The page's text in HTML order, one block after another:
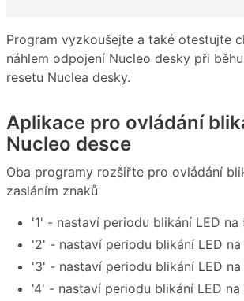
Program vyzkoušejte a také otestujte
náhlem odpojení Nucleo desky při
resetu Nuclea desky.
Aplikace pro ovládání
Nucleo desce
Oba programy rozšiřte pro ovládání
zasláním znaků
'1' - nastaví periodu blikání LED na
'2' - nastaví periodu blikání LED na
'3' - nastaví periodu blikání LED
'4' - nastaví periodu blikání LED